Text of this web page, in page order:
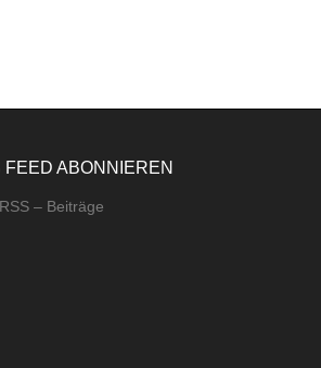
FEED ABONNIEREN
RSS – Beiträge